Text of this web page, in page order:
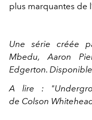
plus marquantes de
Une série créée
Mbedu, Aaron
Edgerton.
A lire :
de Colson